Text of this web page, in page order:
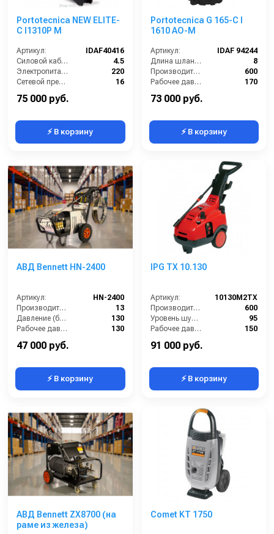
Portotecnica NEW ELITE-
C I1310P M
Артикул:
IDAF40416
Силовой кабель (м):
4.5
Электропитание (В):
220
Сетевой предохранитель (А):
16
Производительность (л/ч):
75 000 руб.
⚡ В корзину
Portotecnica G 165-C I
1610 AO-M
Артикул:
IDAF 94244
Длина шланга ВД (м):
8
Производительность (л/ч):
600
Рабочее давление (бар):
170
Мощность (кВт):
73 000 руб.
⚡ В корзину
АВД Bennett HN-2400
Артикул:
HN-2400
Производительность (л/мин):
13
Давление (бар):
130
Рабочее давление (бар):
130
Мощность (кВт):
47 000 руб.
⚡ В корзину
IPG TX 10.130
Артикул:
10130M2TX
Производительность (л/ч):
600
Уровень шума (дБ):
95
Рабочее давление (бар):
150
Мощность (кВт):
91 000 руб.
⚡ В корзину
АВД Bennett ZX8700 (на
раме из железа)
Comet KT 1750